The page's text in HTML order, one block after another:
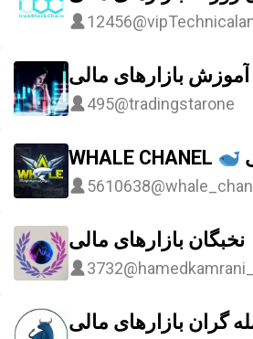
12456
آموزش بازارهای مالی
495@tradingstarone
WHALE CHANEL
5610638
نخبگان بازارهای مالی
3732
گران بازارهای مالی